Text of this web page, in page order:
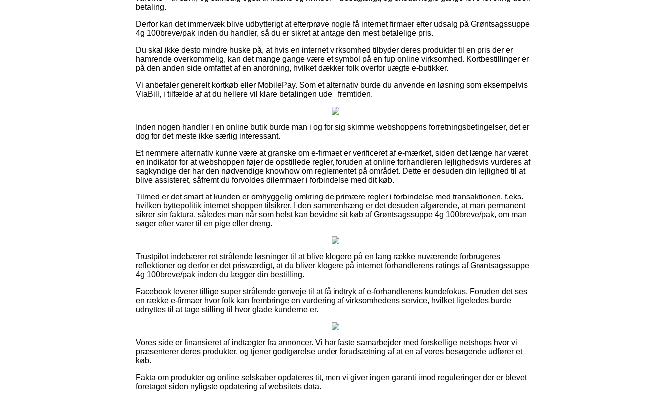
betaling.
Derfor kan det immervæk blive udbytterigt at efterprøve nogle få internet firmaer efter udsalg på Grøntsagssuppe
4g 100breve/pak inden du handler, så du er sikret at antage den mest betalelige pris.
Du skal ikke desto mindre huske på, at hvis en internet virksomhed tilbyder deres produkter til en pris der er
hamrende overkommelig, kan det mange gange være et symbol på en fup online virksomhed. Kortbestillinger er
på den anden side omfattet af en anordning, hvilket dækker folk overfor uægte e-butikker.
Vi anbefaler generelt kortkøb eller MobilePay. Som et alternativ burde du anvende en løsning som eksempelvis
ViaBill, i tilfælde af at du hellere vil klare betalingen ude i fremtiden.
Inden nogen handler i en online butik burde man i og for sig skimme webshoppens forretningsbetingelser, det er
dog for det meste ikke særlig interessant.
Et nemmere alternativ kunne være at granske om e-firmaet er verificeret af e-mærket, siden det længe har været
en indikator for at webshoppen føjer de opstillede regler, foruden at online forhandleren lejlighedsvis vurderes af
sagkyndige der har den nødvendige knowhow om reglementet på området. Dette er desuden din lejlighed til at
blive assisteret, såfremt du forvoldes dilemmaer i forbindelse med dit køb.
Tilmed er det smart at kunden er omhyggelig omkring de primære regler i forbindelse med transaktionen, f.eks.
hvilken byttepolitik internet shoppen tilsikrer. I den sammenhæng er det desuden afgørende, at man permanent
sikrer sin faktura, således man når som helst kan bevidne sit køb af Grøntsagssuppe 4g 100breve/pak, om man
søger efter varer til en pige eller dreng.
Trustpilot indebærer ret strålende løsninger til at blive klogere på en lang række nuværende forbrugeres
reflektioner og derfor er det prisværdigt, at du bliver klogere på internet forhandlerens ratings af Grøntsagssuppe
4g 100breve/pak inden du lægger din bestilling.
Facebook leverer tillige super strålende genveje til at få indtryk af e-forhandlerens kundefokus. Foruden det ses
en række e-firmaer hvor folk kan frembringe en vurdering af virksomhedens service, hvilket ligeledes burde
udnyttes til at tage stilling til hvor glade kunderne er.
Vores side er finansieret af indtægter fra annoncer. Vi har faste samarbejder med forskellige netshops hvor vi
præsenterer deres produkter, og tjener godtgørelse under forudsætning af at en af vores besøgende udfører et
køb.
Fakta om produkter og online selskaber opdateres tit, men vi giver ingen garanti imod reguleringer der er blevet
foretaget siden nyligste opdatering af websitets data.